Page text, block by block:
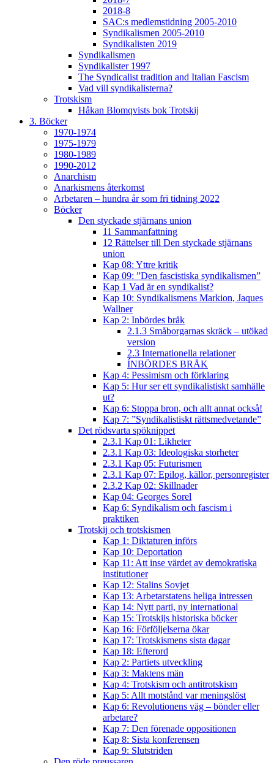
2018-8
SAC:s medlemstidning 2005-2010
Syndikalismen 2005-2010
Syndikalisten 2019
Syndikalismen
Syndikalister 1997
The Syndicalist tradition and Italian Fascism
Vad vill syndikalisterna?
Trotskism
Håkan Blomqvists bok Trotskij
3. Böcker
1970-1974
1975-1979
1980-1989
1990-2012
Anarchism
Anarkismens återkomst
Arbetaren – hundra år som fri tidning 2022
Böcker
Den styckade stjärnans union
11 Sammanfattning
12 Rättelser till Den styckade stjärnans
union
Kap 08: Yttre kritik
Kap 09: ”Den fascistiska syndikalismen”
Kap 1 Vad är en syndikalist?
Kap 10: Syndikalismens Markion, Jaques
Wallner
Kap 2: Inbördes bråk
2.1.3 Småborgarnas skräck – utökad
version
2.3 Internationella relationer
ÍNBÖRDES BRÅK
Kap 4: Pessimism och förklaring
Kap 5: Hur ser ett syndikalistiskt samhälle
ut?
Kap 6: Stoppa bron, och allt annat också!
Kap 7: ”Syndikalistiskt rättsmedvetande”
Det rödsvarta spöknippet
2.3.1 Kap 01: Likheter
2.3.1 Kap 03: Ideologiska storheter
2.3.1 Kap 05: Futurismen
2.3.1 Kap 07: Epilog, källor, personregister
2.3.2 Kap 02: Skillnader
Kap 04: Georges Sorel
Kap 6: Syndikalism och fascism i
praktiken
Trotskij och trotskismen
Kap 1: Diktaturen införs
Kap 10: Deportation
Kap 11: Att inse värdet av demokratiska
institutioner
Kap 12: Stalins Sovjet
Kap 13: Arbetarstatens heliga intressen
Kap 14: Nytt parti, ny international
Kap 15: Trotskijs historiska böcker
Kap 16: Förföljelserna ökar
Kap 17: Trotskismens sista dagar
Kap 18: Efterord
Kap 2: Partiets utveckling
Kap 3: Maktens män
Kap 4: Trotskism och antitrotskism
Kap 5: Allt motstånd var meningslöst
Kap 6: Revolutionens väg – bönder eller
arbetare?
Kap 7: Den förenade oppositionen
Kap 8: Sista konferensen
Kap 9: Slutstriden